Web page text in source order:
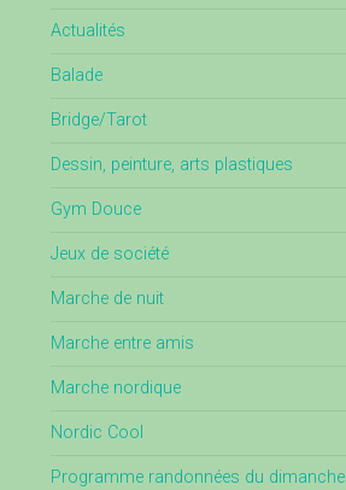
Actualités
Balade
Bridge/Tarot
Dessin, peinture, arts plastiques
Gym Douce
Jeux de société
Marche de nuit
Marche entre amis
Marche nordique
Nordic Cool
Programme randonnées du dimanche